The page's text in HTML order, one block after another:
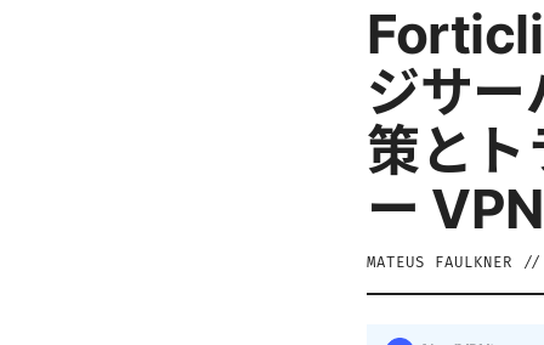
ジサー
策とト
ー
MATEUS FAULKNER